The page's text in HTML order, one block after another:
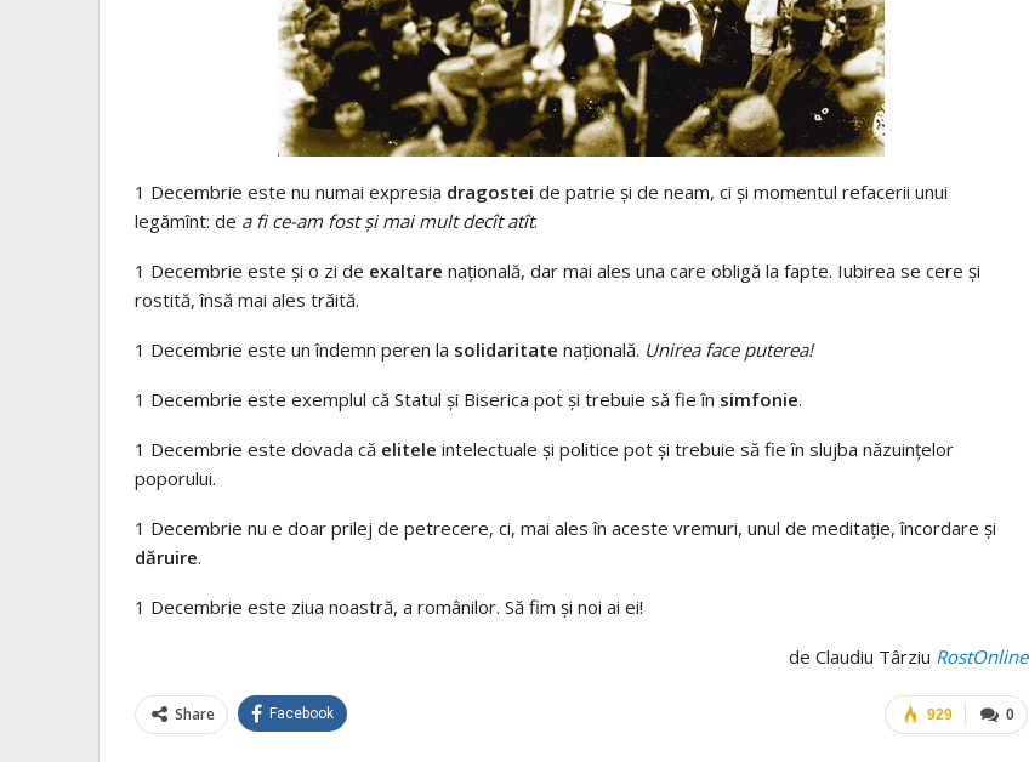
1 Decembrie este nu numai expresia dragostei de patrie şi de neam, ci şi momentul refacerii unui
legămînt: de a fi ce-am fost şi mai mult decît atît.
1 Decembrie este şi o zi de exaltare naţională, dar mai ales una care obligă la fapte. Iubirea se cere şi
rostită, însă mai ales trăită.
1 Decembrie este un îndemn peren la solidaritate naţională. Unirea face puterea!
1 Decembrie este exemplul că Statul şi Biserica pot şi trebuie să fie în simfonie.
1 Decembrie este dovada că elitele intelectuale şi politice pot şi trebuie să fie în slujba năzuinţelor
poporului.
1 Decembrie nu e doar prilej de petrecere, ci, mai ales în aceste vremuri, unul de meditaţie, încordare şi
dăruire.
1 Decembrie este ziua noastră, a românilor. Să fim şi noi ai ei!
de Claudiu Târziu RostOnline
0
929
Share Facebook